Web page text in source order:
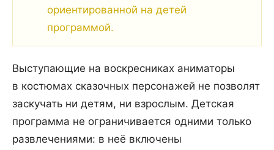
ориентированной на детей
программой.
Выступающие на воскресниках аниматоры
в костюмах сказочных персонажей не позволят
заскучать ни детям, ни взрослым. Детская
программа не ограничивается одними только
развлечениями: в неё включены